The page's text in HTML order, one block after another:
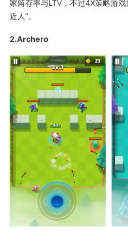
家留存率与LTV，不过4X策略游戏
近人”。
2.Archero